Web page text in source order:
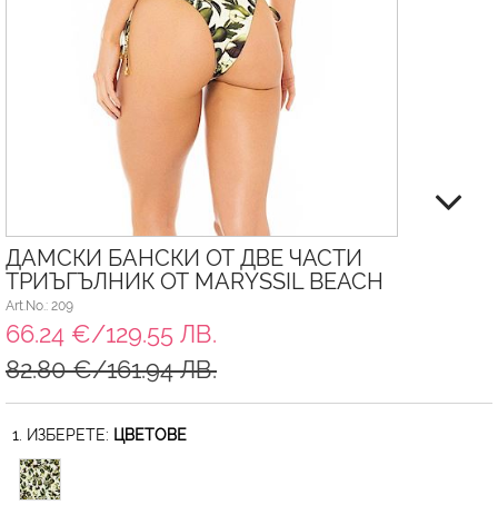
ДАМСКИ БАНСКИ ОТ ДВЕ ЧАСТИ
ТРИЪГЪЛНИК ОТ MARYSSIL BEACH
Art.No.: 209
66.24 €/129.55 ЛВ.
82.80 €/161.94 ЛВ.
1. ИЗБЕРЕТЕ: ЦВЕТОВЕ